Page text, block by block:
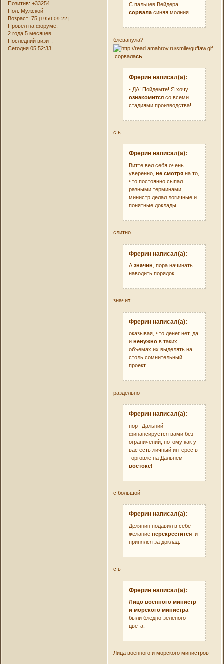
Позитив: +33254
Пол: Мужской
Возраст: 75[1950-09-22]
Провел на форуме:
2 года 5 месяцев
Последний визит:
Сегодня 05:52:33
С пальцев Вейдера
сорвала синяя молния.
блеванула?
сорвалась
Фрерин написал(а):
- ДА! Пойдемте! Я хочу
ознакомится со всеми
стадиями производства!
с ь
Фрерин написал(а):
Витте вел себя очень
уверенно,не смотря на то,
что постоянно сыпал
разными терминами,
министр делал логичные и
понятные доклады
слитно
Фрерин написал(а):
Азначин , пора начинать
наводить порядок.
значит
Фрерин написал(а):
оказывая, что денег нет, да
иненужно в таких
объемах их выделять на
столь сомнительный
проект…
раздельно
Фрерин написал(а):
порт Дальний
финансируется вами без
ограничений, потому как у
вас есть личный интерес в
торговле на Дальнем
востоке!
с большой
Фрерин написал(а):
Делянин подавил в себе
желаниеперекрестится и
принялся за доклад.
с ь
Фрерин написал(а):
Лицо военного министр
и морского министра
были бледно-зеленого
цвета,
Лица военного и морского министров